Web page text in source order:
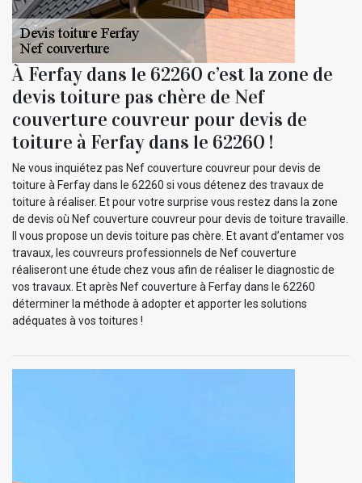
À Ferfay dans le 62260 c’est la zone de
devis toiture pas chère de Nef
couverture couvreur pour devis de
toiture à Ferfay dans le 62260 !
Ne vous inquiétez pas Nef couverture couvreur pour devis de
toiture à Ferfay dans le 62260 si vous détenez des travaux de
toiture à réaliser. Et pour votre surprise vous restez dans la zone
de devis où Nef couverture couvreur pour devis de toiture travaille.
Il vous propose un devis toiture pas chère. Et avant d’entamer vos
travaux, les couvreurs professionnels de Nef couverture
réaliseront une étude chez vous afin de réaliser le diagnostic de
vos travaux. Et après Nef couverture à Ferfay dans le 62260
déterminer la méthode à adopter et apporter les solutions
adéquates à vos toitures !